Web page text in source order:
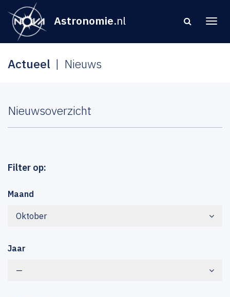
Astronomie.nl
Actueel Nieuws
Nieuwsoverzicht
Filter op:
Maand
Oktober
Jaar
—